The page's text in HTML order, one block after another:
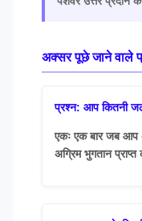
अक्सर पूछे जाने वाले
प्रश्न: आप कितनी
एकः एक बार जब आप
अग्रिम भुगतान